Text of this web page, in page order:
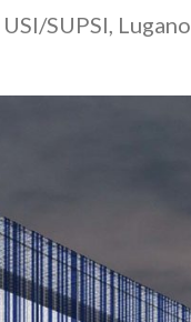
SUPSI, Lugano